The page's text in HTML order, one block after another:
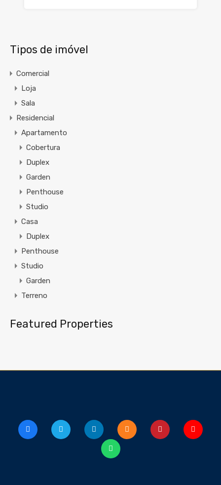
Tipos de imóvel
Comercial
Loja
Sala
Residencial
Apartamento
Cobertura
Duplex
Garden
Penthouse
Studio
Casa
Duplex
Penthouse
Studio
Garden
Terreno
Featured Properties